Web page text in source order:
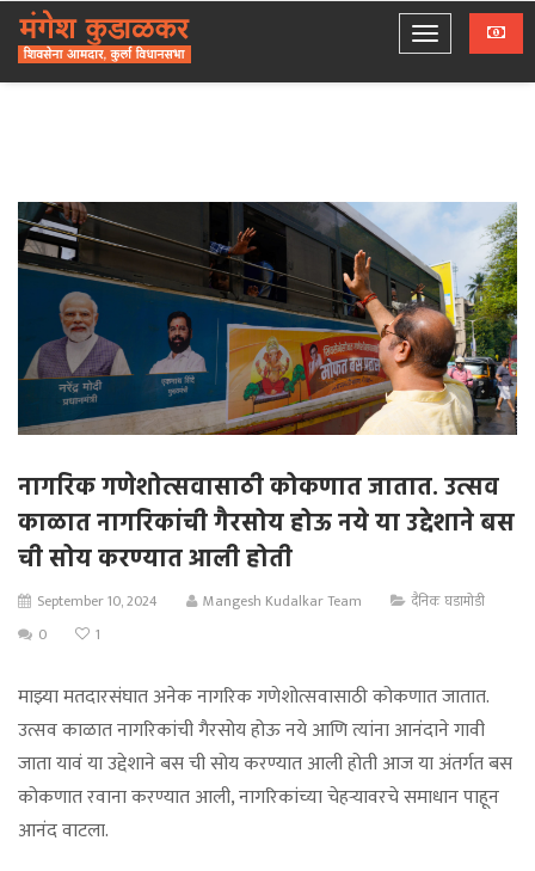
नागरिक गणेशोत्सवासाठी कोकणात जातात. उत्सव
काळात नागरिकांची गैरसोय होऊ नये या उद्देशाने बस
ची सोय करण्यात आली होती
September 10, 2024 Mangesh Kudalkar Team
दैनिक घडामोडी
0
1
माझ्या मतदारसंघात अनेक नागरिक गणेशोत्सवासाठी कोकणात जातात.
उत्सव काळात नागरिकांची गैरसोय होऊ नये आणि त्यांना आनंदाने गावी
जाता यावं या उद्देशाने बस ची सोय करण्यात आली होती आज या अंतर्गत बस
कोकणात रवाना करण्यात आली, नागरिकांच्या चेहऱ्यावरचे समाधान पाहून
आनंद वाटला.